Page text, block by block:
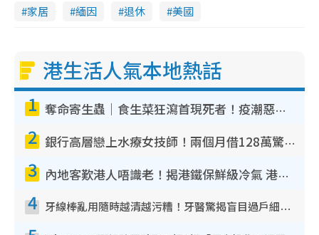
家居 緬因 退休 美國
港生活人氣本地熱話
1 奪命寄生蟲｜食生菜狂瀉首現死者！疫潮惡化錄1.8萬宗病例 揭洗菜3大謬誤
2 銀行高層戀上水療女技師！兩個月借128萬驚覺「沉船」沉落火海 揭背後疑似邪教操控賣淫
3 內地客歎港人唔識老！揭港鐵保鮮級冷氣 港人求放過：咪投訴
4 牙線棒亂用隨時越清越污糟！牙醫驚揭盲目過戶細菌恐致蛀牙：呢種先係日常真保養